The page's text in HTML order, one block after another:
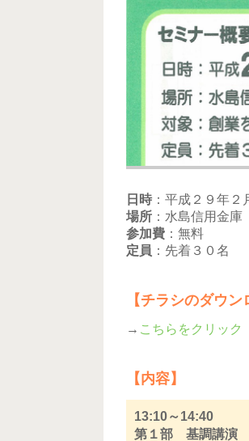
日時：平成２９年２
場所 ：水島信用金
参加費 ：無料
定員 ：先着３０名
【チラシのダウン
→ こちらをクリック
【内容】
13:10～14:40
第１部 基調講演